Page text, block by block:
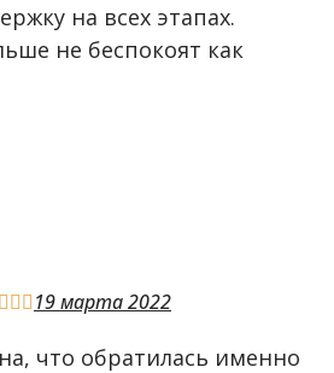
на всех этапах.
не беспокоят как
   19 марта 2022
что обратилась именно